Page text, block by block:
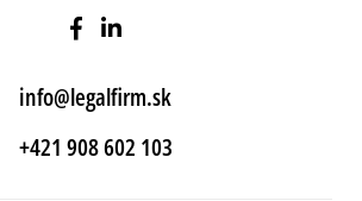
info@legalfirm.sk
+421 908 602 103